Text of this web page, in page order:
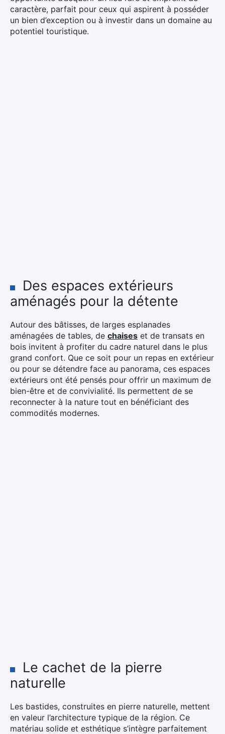
caractère, parfait pour ceux qui aspirent à posséder
un bien d’exception ou à investir dans un domaine au
potentiel touristique.
Des espaces extérieurs
aménagés pour la détente
Autour des bâtisses, de larges esplanades
aménagées de tables, de chaises et de transats en
bois invitent à profiter du cadre naturel dans le plus
grand confort. Que ce soit pour un repas en extérieur
ou pour se détendre face au panorama, ces espaces
extérieurs ont été pensés pour offrir un maximum de
bien-être et de convivialité. Ils permettent de se
reconnecter à la nature tout en bénéficiant des
commodités modernes.
Le cachet de la pierre
naturelle
Les bastides, construites en pierre naturelle, mettent
en valeur l’architecture typique de la région. Ce
matériau solide et esthétique s’intègre parfaitement